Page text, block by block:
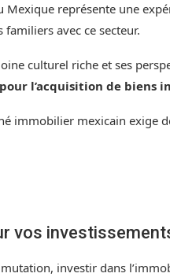
Mexique représente une
avec ce secteur.
culturel riche et ses
l’acquisition de biens
immobilier mexicain exige
vos
investir dans